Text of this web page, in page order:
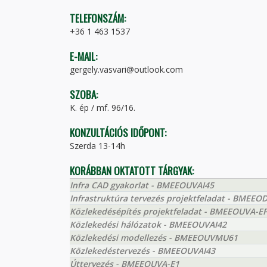
TELEFONSZÁM:
+36 1 463 1537
E-MAIL:
gergely.vasvari@outlook.com
SZOBA:
K. ép / mf. 96/16.
KONZULTÁCIÓS IDŐPONT:
Szerda 13-14h
KORÁBBAN OKTATOTT TÁRGYAK:
Infra CAD gyakorlat - BMEEOUVAI45
Infrastruktúra tervezés projektfeladat -
Közlekedésépítés projektfeladat - BMEEOUVA-
Közlekedési hálózatok - BMEEOUVAI42
Közlekedési modellezés - BMEEOUVMU61
Közlekedéstervezés - BMEEOUVAI43
Úttervezés - BMEEOUVA-E1